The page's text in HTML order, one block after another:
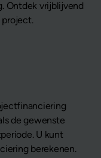
Ontdek vrijblijvend
project.
de gewenste
U kunt
berekenen.